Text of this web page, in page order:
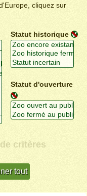
cliquez sur
Statut historique
Statut d'ouverture
critères